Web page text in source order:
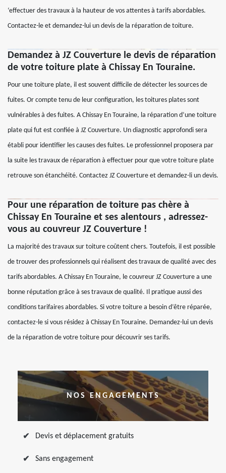
‘effectuer des travaux à la hauteur de vos attentes à tarifs abordables.
Contactez-le et demandez-lui un devis de la réparation de toiture.
Demandez à JZ Couverture le devis de réparation
de votre toiture plate à Chissay En Touraine.
Pour une toiture plate, il est souvent difficile de détecter les sources de
fuites. Or compte tenu de leur configuration, les toitures plates sont
vulnérables à des fuites. A Chissay En Touraine, la réparation d’une toiture
plate qui fut est confiée à JZ Couverture. Un diagnostic approfondi sera
établi pour identifier les causes des fuites. Le professionnel proposera par
la suite les travaux de réparation à effectuer pour que votre toiture plate
retrouve son étanchéité. Contactez JZ Couverture et demandez-li un devis.
Pour une réparation de toiture pas chère à
Chissay En Touraine et ses alentours , adressez-
vous au couvreur JZ Couverture !
La majorité des travaux sur toiture coûtent chers. Toutefois, il est possible
de trouver des professionnels qui réalisent des travaux de qualité avec des
tarifs abordables. A Chissay En Touraine, le couvreur JZ Couverture a une
bonne réputation grâce à ses travaux de qualité. Il pratique aussi des
conditions tarifaires abordables. Si votre toiture a besoin d’être réparée,
contactez-le si vous résidez à Chissay En Touraine. Demandez-lui un devis
de la réparation de votre toiture pour découvrir ses tarifs.
NOS ENGAGEMENTS
Devis et déplacement gratuits
Sans engagement